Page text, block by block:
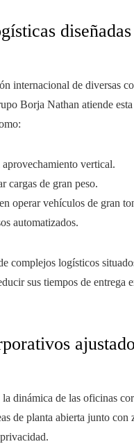
internacional de diversas
Borja Nathan atiende
vertical.
cargas de gran peso.
operar vehículos de gran
automatizados.
complejos logísticos
sus tiempos de entrega
dinámica de las oficinas
de planta abierta junto con